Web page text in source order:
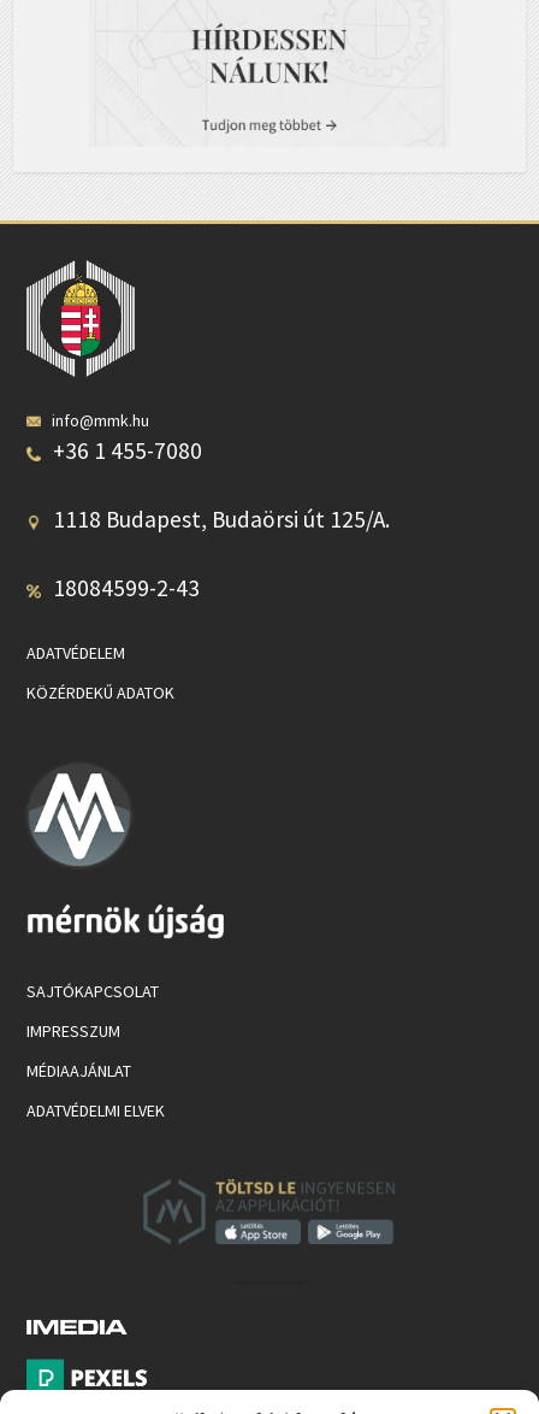
info@mmk.hu
+36 1 455-7080
1118 Budapest, Budaörsi út 125/A.
18084599-2-43
ADATVÉDELEM
KÖZÉRDEKŰ ADATOK
SAJTÓKAPCSOLAT
IMPRESSZUM
MÉDIAAJÁNLAT
ADATVÉDELMI ELVEK